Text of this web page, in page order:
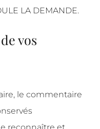
LA DEMANDE.
vos
le commentaire